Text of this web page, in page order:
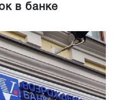
в банке